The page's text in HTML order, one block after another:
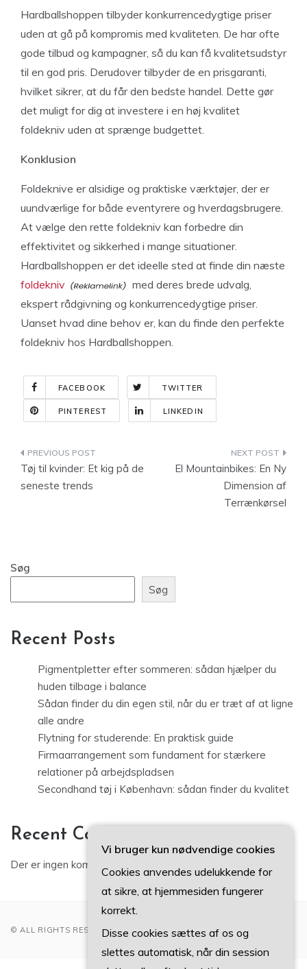
Hardballshoppen tilbyder konkurrencedygtige priser
uden at gå på kompromis med kvaliteten. De har ofte
gode tilbud og kampagner, så du kan få kvalitetsudstyr
til en god pris. Derudover tilbyder de en prisgaranti,
hvilket sikrer, at du får den bedste handel. Dette gør
det muligt for dig at investere i en høj kvalitet
foldekniv uden at sprænge budgettet.
Konklusion
Foldeknive er alsidige og praktiske værktøjer, der er
uundværlige for både eventyrere og hverdagsbrugere.
At vælge den rette foldekniv kan forbedre din
effektivitet og sikkerhed i mange situationer.
Hardballshoppen er det ideelle sted at finde din næste
foldekniv
med deres brede udvalg,
ekspert rådgivning og konkurrencedygtige priser.
Uanset hvad dine behov er, kan du finde den perfekte
foldekniv hos Hardballshoppen.
FACEBOOK TWITTER
PINTEREST LINKEDIN
Indlægsnavigation
Tøj til kvinder: Et kig på de
seneste trends
El Mountainbikes: En Ny
Dimension af
Terrænkørsel
Søg
Søg
Recent Posts
Pigmentpletter efter sommeren: sådan hjælper du
huden tilbage i balance
Sådan finder du din egen stil, når du er træt af at ligne
alle andre
Flytning for studerende: En praktisk guide
Firmaarrangement som fundament for stærkere
relationer på arbejdspladsen
Secondhand tøj i København: sådan finder du kvalitet
Recent Comments
Der er ingen kommentarer at vise.
© ALL RIGHTS RESERVED 2022
Vi bruger kun nødvendige cookies
Cookies anvendes udelukkende for
at sikre, at hjemmesiden fungerer
korrekt.
Disse cookies sættes af os og
slettes automatisk, når din session